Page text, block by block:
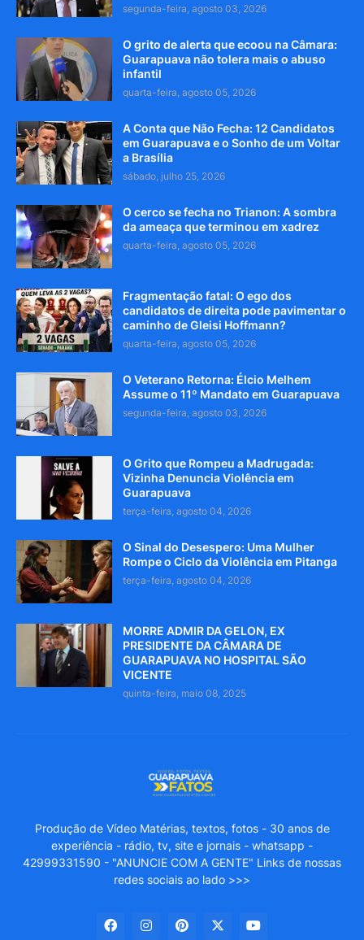
segunda-feira, agosto 03, 2026
O grito de alerta que ecoou na Câmara:
Guarapuava não tolera mais o abuso
infantil
quarta-feira, agosto 05, 2026
A Conta que Não Fecha: 12 Candidatos
em Guarapuava e o Sonho de um Voltar
a Brasília
sábado, julho 25, 2026
O cerco se fecha no Trianon: A sombra
da ameaça que terminou em xadrez
quarta-feira, agosto 05, 2026
Fragmentação fatal: O ego dos
candidatos de direita pode pavimentar o
caminho de Gleisi Hoffmann?
quarta-feira, agosto 05, 2026
O Veterano Retorna: Élcio Melhem
Assume o 11º Mandato em Guarapuava
segunda-feira, agosto 03, 2026
O Grito que Rompeu a Madrugada:
Vizinha Denuncia Violência em
Guarapuava
terça-feira, agosto 04, 2026
O Sinal do Desespero: Uma Mulher
Rompe o Ciclo da Violência em Pitanga
terça-feira, agosto 04, 2026
MORRE ADMIR DA GELON, EX
PRESIDENTE DA CÂMARA DE
GUARAPUAVA NO HOSPITAL SÃO
VICENTE
quinta-feira, maio 08, 2025
Produção de Vídeo Matérias, textos, fotos - 30 anos de
experiência - rádio, tv, site e jornais - whatsapp -
42999331590 - "ANUNCIE COM A GENTE" Links de nossas
redes sociais ao lado >>>